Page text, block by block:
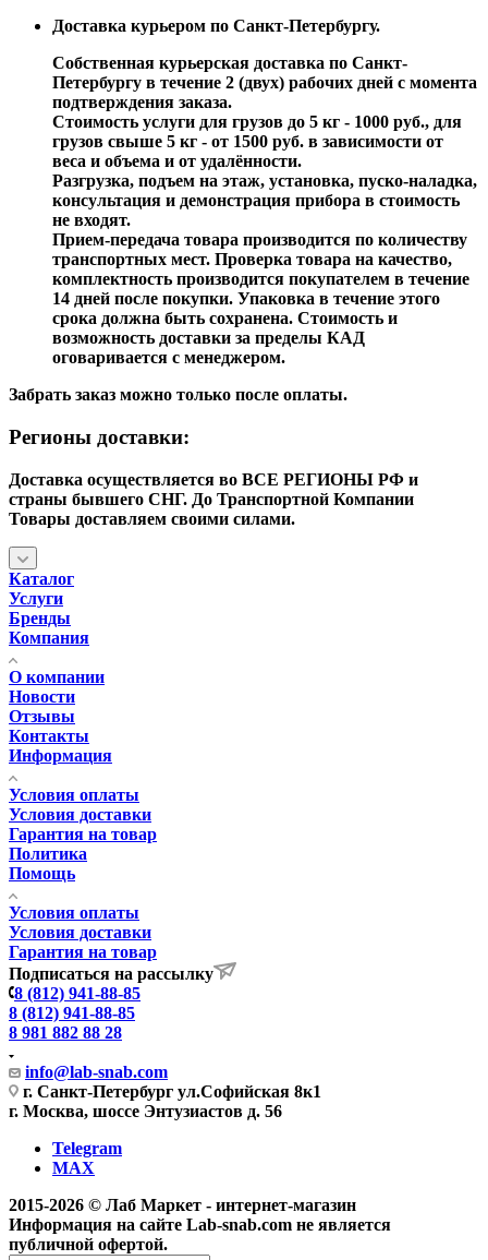
Доставка курьером по Санкт-Петербургу.
Собственная курьерская доставка по Санкт-
Петербургу в течение 2 (двух) рабочих дней с момента
подтверждения заказа.
Стоимость услуги для грузов до 5 кг - 1000 руб., для
грузов свыше 5 кг - от 1500 руб. в зависимости от
веса и объема и от удалённости.
Разгрузка, подъем на этаж, установка, пуско-наладка,
консультация и демонстрация прибора в стоимость
не входят.
Прием-передача товара производится по количеству
транспортных мест. Проверка товара на качество,
комплектность производится покупателем в течение
14 дней после покупки. Упаковка в течение этого
срока должна быть сохранена. Стоимость и
возможность доставки за пределы КАД
оговаривается с менеджером.
Забрать заказ можно только после оплаты.
Регионы доставки:
Доставка осуществляется во ВСЕ РЕГИОНЫ РФ и
страны бывшего СНГ. До Транспортной Компании
Товары доставляем своими силами.
Каталог
Услуги
Бренды
Компания
О компании
Новости
Отзывы
Контакты
Информация
Условия оплаты
Условия доставки
Гарантия на товар
Политика
Помощь
Условия оплаты
Условия доставки
Гарантия на товар
Подписаться на рассылку
8 (812) 941-88-85
8 (812) 941-88-85
8 981 882 88 28
info@lab-snab.com
г. Санкт-Петербург ул.Софийская 8к1
г. Москва, шоссе Энтузиастов д. 56
Telegram
MAX
2015-2026 © Лаб Маркет - интернет-магазин
Информация на сайте Lab-snab.com не является
публичной офертой.